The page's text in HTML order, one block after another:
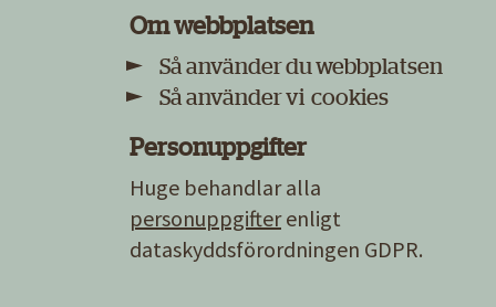
Om webbplatsen
Så använder du webbplatsen
Så använder vi cookies
Personuppgifter
Huge behandlar alla
personuppgifterenligt
dataskyddsförordningen GDPR.